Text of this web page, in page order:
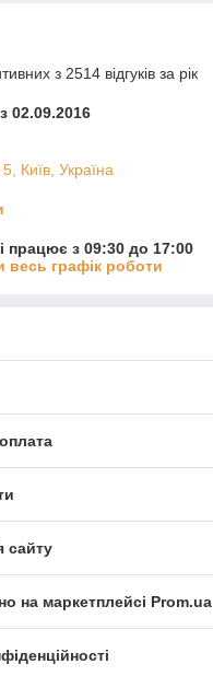
з 2514 відгуків за рік
02.09.2016
Київ, Україна
працює з 09:30 до 17:00
весь графік роботи
сайту
на маркетплейсі Prom.ua